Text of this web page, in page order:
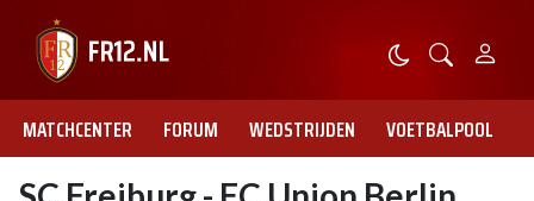
MATCHCENTER FORUM WEDSTRIJDEN VOETBALPOOL